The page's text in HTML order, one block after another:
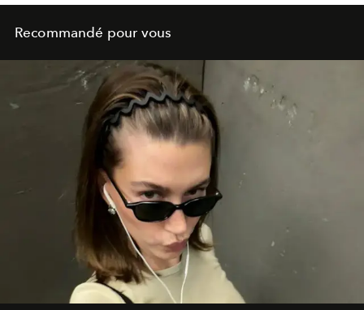
Recommandé pour vous